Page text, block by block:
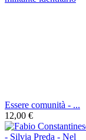
Essere comunità - ...
12,00 €